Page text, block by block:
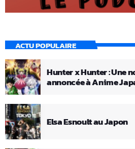
ACTU POPULAIRE
Hunter x Hunter : Une
annoncée à Anime
Elsa Esnoult au Japon